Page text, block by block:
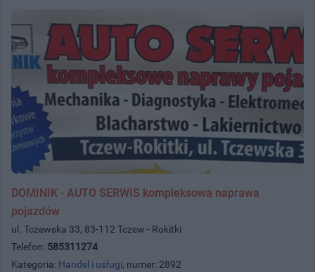
DOMINIK - AUTO SERWIS kompleksowa naprawa
pojazdów
ul. Tczewska 33, 83-112 Tczew - Rokitki
Telefon: 585311274
Kategoria: Handel i usługi, numer: 2892